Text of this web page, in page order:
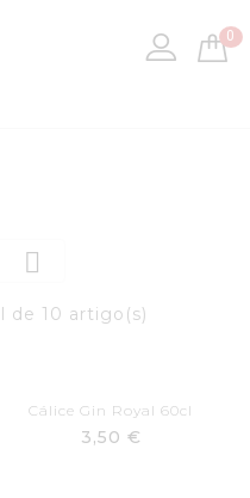
0

de 10 artigo(s)
Cálice Gin Royal 60cl
3,50 €